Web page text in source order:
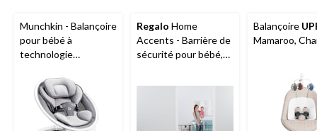
Munchkin - Balançoire
pour bébé à
technologie
Regalo Home
Accents - Barrière de
sécurité pour bébé,
Balançoire
Mamaroo,